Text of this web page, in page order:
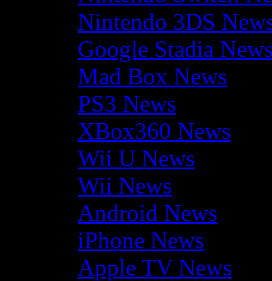
Nintendo 3DS
Google Stadia
Mad Box News
PS3 News
XBox360 News
Wii U News
Wii News
Android News
iPhone News
Apple TV News